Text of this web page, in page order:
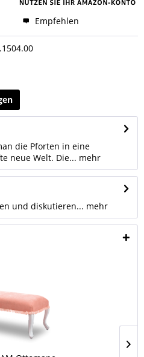
Empfehlen
die Pforten in eine
neue Welt. Die... mehr
und diskutieren... mehr